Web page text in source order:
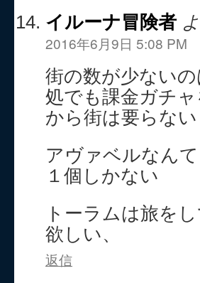
イルーナ冒険者
2016年6月9日 5:08 PM
街の数が少ない
処でも課金ガチ
から街は要らない
アヴァベルなん
１個しかない
トーラムは旅を
欲しい、
返信